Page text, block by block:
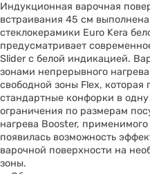
Индукционная варочная
встраивания 45 см
стеклокерамики Euro Kera
предусматривает
Slider с белой индикацией.
зонами непрерывного
свободной зоны Flex, которая
стандартные конфорки в
ограничения по размерам
нагрева Booster,
появилась возможность
варочной поверхности на
зоны.